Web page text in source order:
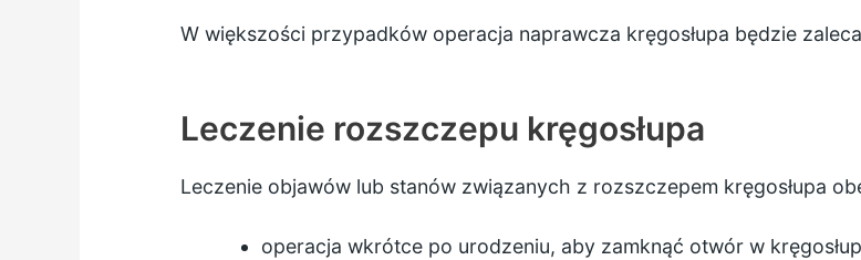
W większości przypadków operacja naprawcza kręgosłupa będzie
Leczenie rozszczepu kręgosłupa
Leczenie objawów lub stanów związanych z rozszczepem kręgosłupa
operacja wkrótce po urodzeniu, aby zamknąć otwór w